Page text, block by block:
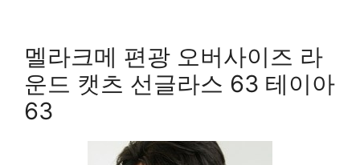
멜라크메 편광 오버사이즈 라
운드 캣츠 선글라스 63 테이아
63